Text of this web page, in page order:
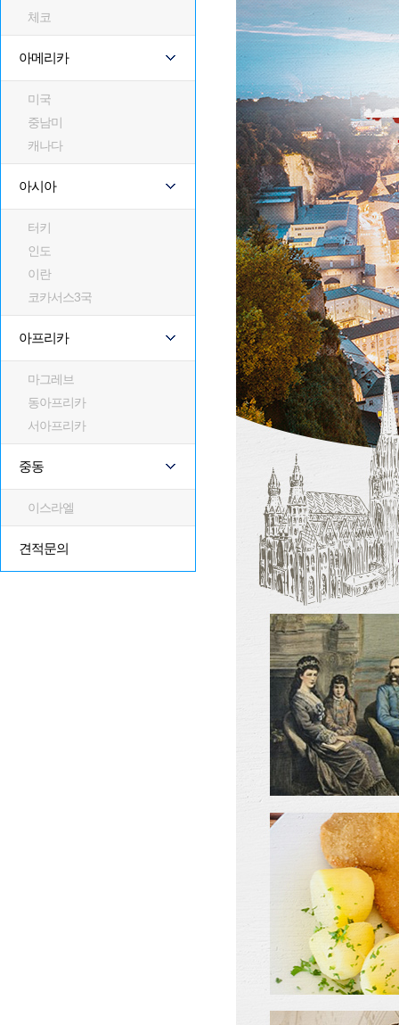
체코
아메리카
미국
중남미
캐나다
아시아
터키
인도
이란
코카서스3국
아프리카
마그레브
동아프리카
서아프리카
중동
이스라엘
견적문의